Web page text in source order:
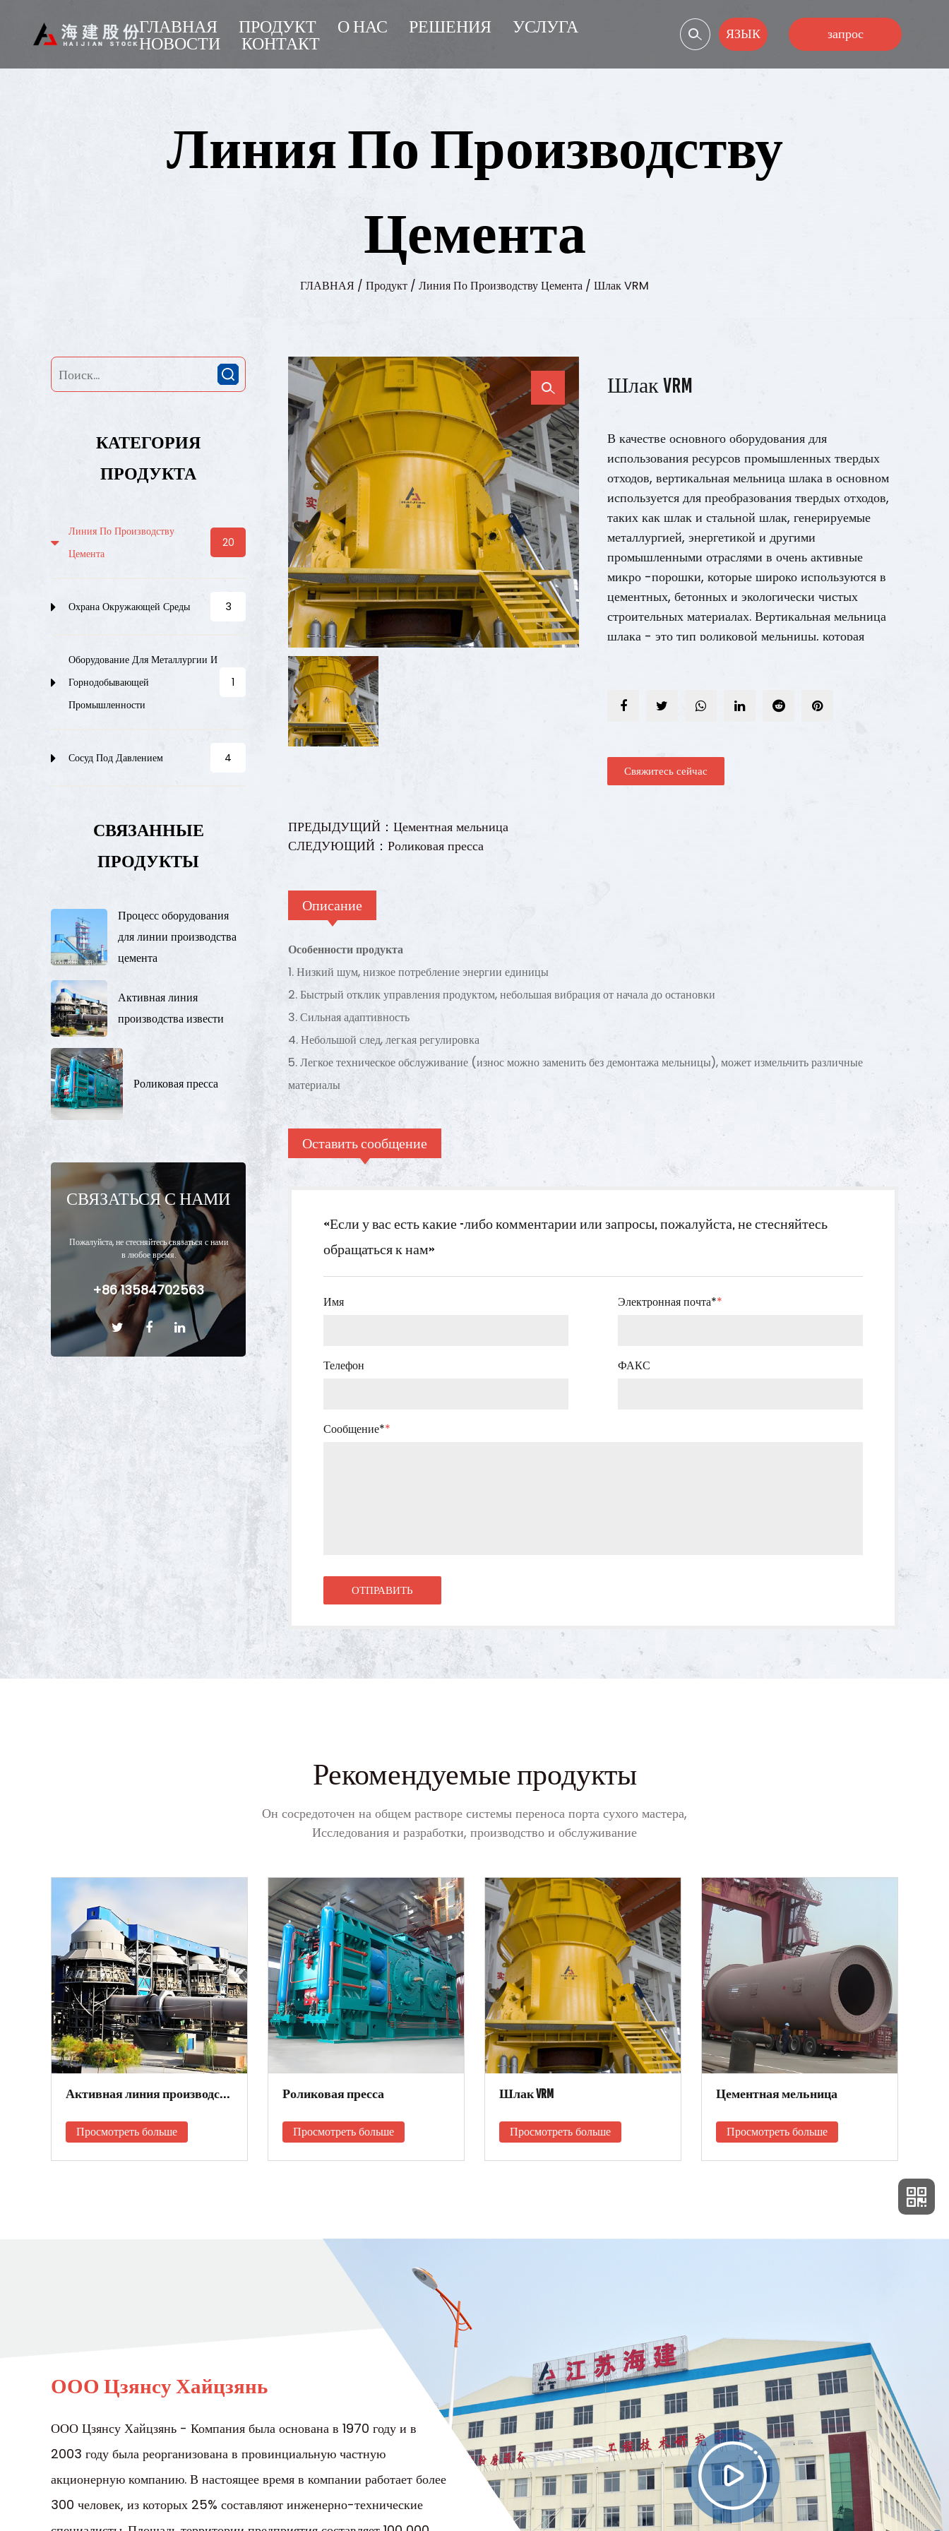
ГЛАВНАЯ ПРОДУКТ О НАС РЕШЕНИЯ
УСЛУГА
НОВОСТИ
КОНТАКТ ЯЗЫК запрос
Линия По Производству
Цемента
ГЛАВНАЯ / Продукт / Линия По Производству Цемента / Шлак VRM
КАТЕГОРИЯ
ПРОДУКТА
Линия По Производству
Цемента
20
Охрана Окружающей Среды 3
Оборудование Для Металлургии И
Горнодобывающей
Промышленности
1
Сосуд Под Давлением 4
СВЯЗАННЫЕ
ПРОДУКТЫ
Процесс оборудования
для линии производства
цемента
Активная линия
производства извести
Роликовая пресса
СВЯЗАТЬСЯ С НАМИ
Пожалуйста, не стесняйтесь связаться с нами
в любое время.
+86 13584702563
Шлак VRM
В качестве основного оборудования для
использования ресурсов промышленных твердых
отходов, вертикальная мельница шлака в основном
используется для преобразования твердых отходов,
таких как шлак и стальной шлак, генерируемые
металлургией, энергетикой и другими
промышленными отраслями в очень активные
микро -порошки, которые широко используются в
цементных, бетонных и экологически чистых
строительных материалах. Вертикальная мельница
шлака - это тип роликовой мельницы, которая
шлифовальный ролик состоит из фиксированного
рычага -рокера, кронштейна для установки рычага
мощности шлифования. Этот мощный блок
представляет собой интегральный тип или
производства строительных материалов, но и
Свяжитесь сейчас
ПРЕДЫДУЩИЙ：Цементная мельница
СЛЕДУЮЩИЙ：Роликовая пресса
Описание
Особенности продукта
1. Низкий шум, низкое потребление энергии единицы
2. Быстрый отклик управления продуктом, небольшая вибрация от начала до остановки
3. Сильная адаптивность
4. Небольшой след, легкая регулировка
5. Легкое техническое обслуживание (износ можно заменить без демонтажа мельницы), может измельчить различные
материалы
Оставить сообщение
«Если у вас есть какие -либо комментарии или запросы, пожалуйста, не стесняйтесь
обращаться к нам»
Имя Электронная почта**
Телефон ФАКС
Сообщение**
Рекомендуемые продукты
Он сосредоточен на общем растворе системы переноса порта сухого мастера,
Исследования и разработки, производство и обслуживание
Активная линия производства извести
Просмотреть больше
Роликовая пресса
Просмотреть больше
Шлак VRM
Просмотреть больше
Цементная мельница
Просмотреть больше
ООО Цзянсу Хайцзянь
ООО Цзянсу Хайцзянь - Компания была основана в 1970 году и в
2003 году была реорганизована в провинциальную частную
акционерную компанию. В настоящее время в компании работает более
300 человек, из которых 25% составляют инженерно-технические